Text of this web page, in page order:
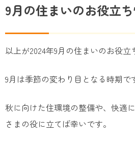
9月の住まいのお役立
以上が2024年9月の住まいのお役立
9月は季節の変わり目となる時期で
秋に向けた住環境の整備や、快適
さまの役に立てば幸いです。